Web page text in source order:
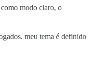
modo claro, o
meu tema é definido